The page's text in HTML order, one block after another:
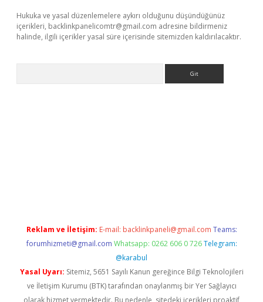
Hukuka ve yasal düzenlemelere aykırı olduğunu düşündüğünüz
içerikleri, backlinkpanelicomtr@gmail.com adresine bildirmeniz
halinde, ilgili içerikler yasal süre içerisinde sitemizden kaldırılacaktır.
Reklam ve İletişim: E-mail: backlinkpaneli@gmail.com Teams:
forumhizmeti@gmail.com Whatsapp: 0262 606 0 726 Telegram:
@karabul
Yasal Uyarı: Sitemiz, 5651 Sayılı Kanun gereğince Bilgi Teknolojileri
ve İletişim Kurumu (BTK) tarafından onaylanmış bir Yer Sağlayıcı
olarak hizmet vermektedir. Bu nedenle, sitedeki içerikleri proaktif